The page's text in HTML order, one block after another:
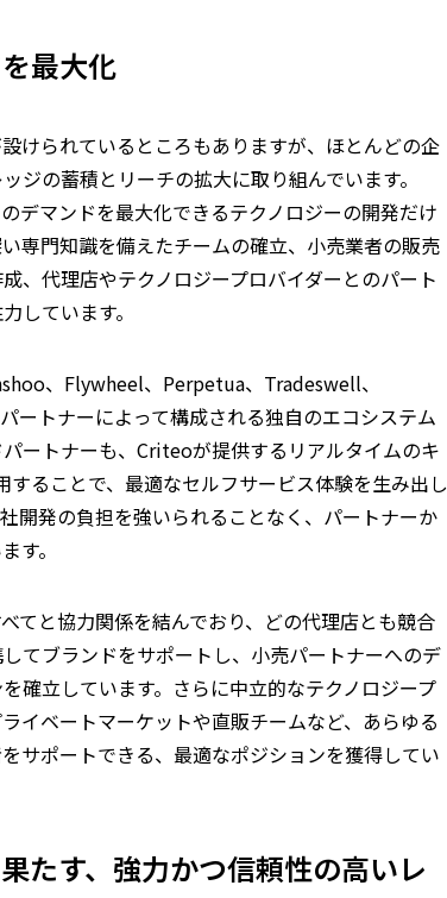
最大化
けられているところもありますが、ほとんどの企
ジの蓄積とリーチの拡大に取り組んでいます。
デマンドを最大化できるテクノロジーの開発だけ
専門知識を備えたチームの確立、小売業者の販売
、代理店やテクノロジープロバイダーとのパート
しています。
、Flywheel、Perpetua、Tradeswell、
トナーによって構成される独自のエコシステム
ートナーも、Criteoが提供するリアルタイムのキ
することで、最適なセルフサービス体験を生み出し
開発の負担を強いられることなく、パートナーか
す。
てと協力関係を結んでおり、どの代理店とも競合
てブランドをサポートし、小売パートナーへのデ
確立しています。さらに中立的なテクノロジープ
イベートマーケットや直販チームなど、あらゆる
サポートできる、最適なポジションを獲得してい
たす、強力かつ信頼性の高いレ